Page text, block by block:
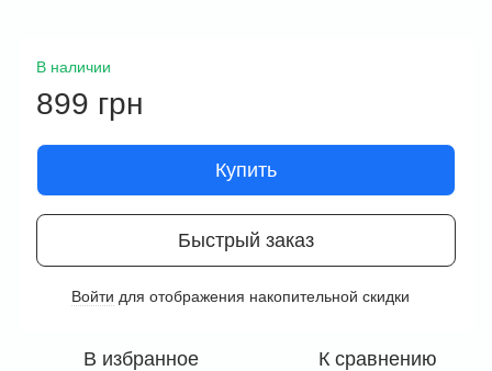
В наличии
899 грн
Купить
Быстрый заказ
Войти для отображения накопительной скидки
В избранное К сравнению